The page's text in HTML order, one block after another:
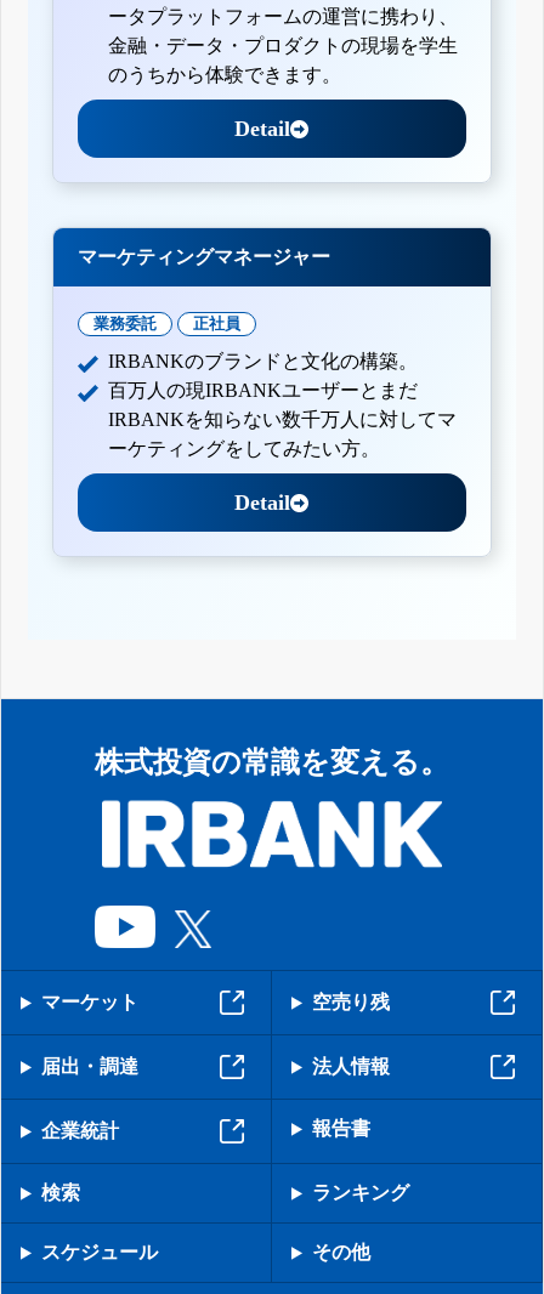
ータプラットフォームの運営に携わり、
金融・データ・プロダクトの現場を学生
のうちから体験できます。
Detail
マーケティングマネージャー
業務委託 正社員
IRBANKのブランドと文化の構築。
百万人の現IRBANKユーザーとまだ
IRBANKを知らない数千万人に対してマ
ーケティングをしてみたい方。
Detail
株式投資の常識を変える。
マーケット 空売り残
届出・調達 法人情報
企業統計 報告書
検索 ランキング
スケジュール その他